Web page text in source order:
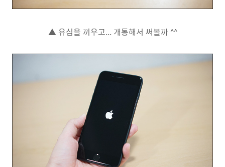
▲ 유심을 끼우고... 개통해서 써볼까 ^^